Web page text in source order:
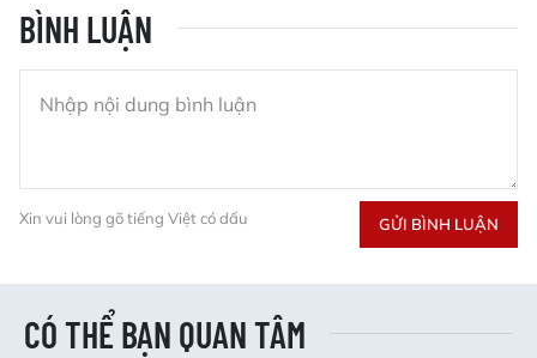
BÌNH LUẬN
Xin vui lòng gõ tiếng Việt có dấu GỬI BÌNH LUẬN
CÓ THỂ BẠN QUAN TÂM